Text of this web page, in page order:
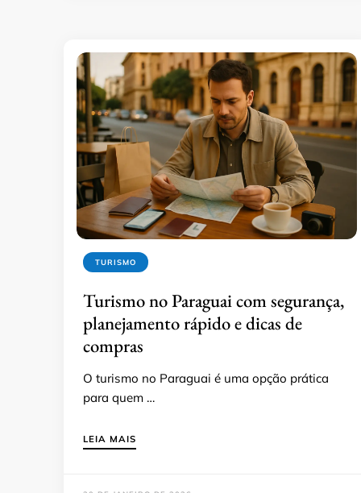
TURISMO
Turismo no Paraguai com segurança,
planejamento rápido e dicas de
compras
O turismo no Paraguai é uma opção prática
para quem …
LEIA MAIS